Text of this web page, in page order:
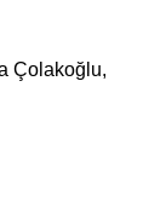
Çolakoğlu,